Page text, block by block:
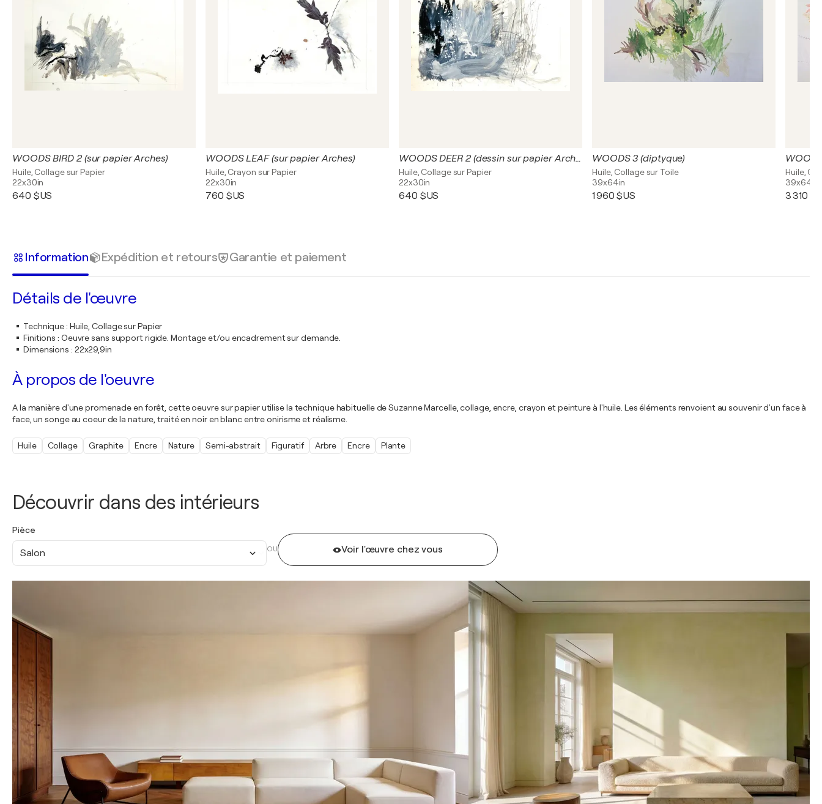
Découvrir dans des intérieurs
Pièce
Salon OU Voir l'œuvre chez vous
WOODS BIRD 2 (sur papier Arches)
Huile, Collage sur Papier
22x30in
640 $US
WOODS LEAF (sur papier Arches)
Huile, Crayon sur Papier
22x30in
760 $US
WOODS DEER 2 (dessin sur papier Arches)
Huile, Collage sur Papier
22x30in
640 $US
WOODS 3 (diptyque)
Huile, Collage sur Toile
39x64in
1 960 $US
Huile,
39x64in
3 310
Information Expédition et retours Garantie et paiement
Détails de l'œuvre
Technique: Huile, Collage sur Papier
Finitions : Oeuvre sans support rigide. Montage et/ou encadrement sur demande.
Dimensions : 22x29,9in
À propos de l'oeuvre
A la manière d'une promenade en forêt, cette oeuvre sur papier utilise la technique habituelle de Suzanne Marcelle, collage, encre, crayon et peinture à l'huile. Les éléments renvoient au souvenir d'un face à
face, un songe au coeur de la nature, traité en noir en blanc entre onirisme et réalisme.
Huile Collage Graphite Encre Nature Semi-abstrait Figuratif Arbre Encre Plante